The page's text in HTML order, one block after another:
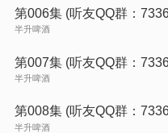
第006集 (听友QQ群：
半升啤酒
第007集 (听友QQ群：
半升啤酒
第008集 (听友QQ群：
半升啤酒